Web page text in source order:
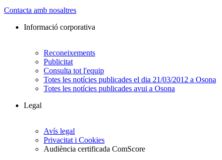
Contacta amb nosaltres
Informació corporativa
Reconeixements
Publicitat
Consulta tot l'equip
Totes les notícies publicades el dia 21/03/2012 a Osona
Totes les notícies publicades avui a Osona
Legal
Avís legal
Privacitat i Cookies
Audiència certificada ComScore